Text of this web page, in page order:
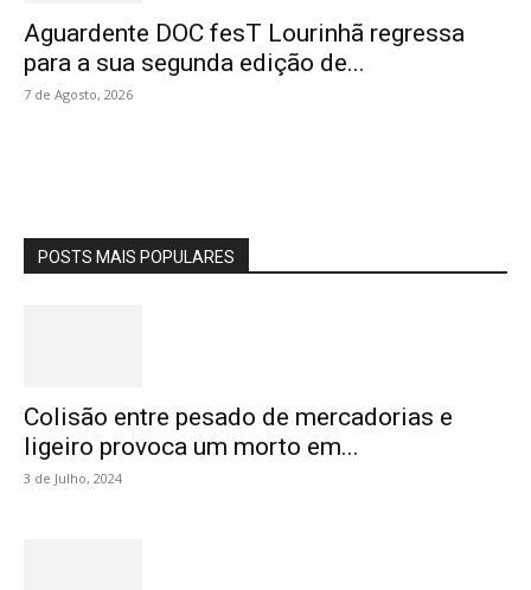
Aguardente DOC fesT Lourinhã regressa
para a sua segunda edição de...
7 de Agosto, 2026
POSTS MAIS POPULARES
Colisão entre pesado de mercadorias e
ligeiro provoca um morto em...
3 de Julho, 2024